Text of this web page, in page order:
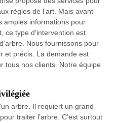
règles de l’art. Mais avant
amples informations pour
ce type d’intervention est
Nous fournissons pour
et précis. La demande est
tous nos clients. Notre équipe
arbre. Il requiert un grand
traiter l’arbre. C’est surtout